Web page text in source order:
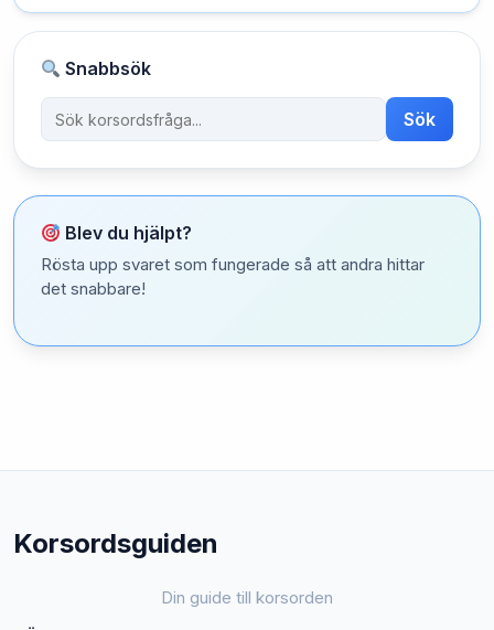
Snabbsök
Sök
Blev du hjälpt?
Rösta upp svaret som fungerade så att andra hittar
det snabbare!
Korsordsguiden
Din guide till korsorden